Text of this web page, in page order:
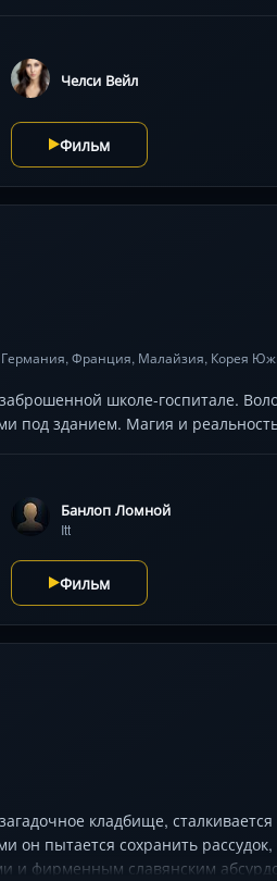
Челси Вейл
Фильм
Германия, Франция, Малайзия, Корея
школе-госпитале.
под зданием. Магия и
Банлоп Ломной
Itt
Фильм
кладбище,
он пытается сохранить
и фирменным славянским